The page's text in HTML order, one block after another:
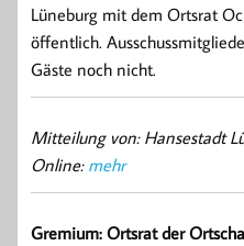
Lüneburg mit dem Ortsrat
öffentlich.
Gäste noch nicht.
Mitteilung von: Hansestadt
Online: mehr
Gremium: Ortsrat der